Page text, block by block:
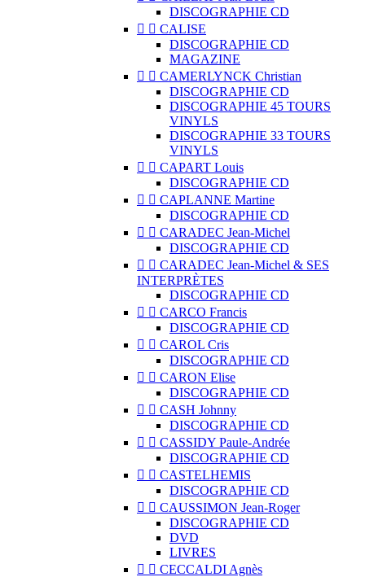
DISCOGRAPHIE CD
  CALISE
DISCOGRAPHIE CD
MAGAZINE
  CAMERLYNCK Christian
DISCOGRAPHIE CD
DISCOGRAPHIE 45 TOURS
VINYLS
DISCOGRAPHIE 33 TOURS
VINYLS
  CAPART Louis
DISCOGRAPHIE CD
  CAPLANNE Martine
DISCOGRAPHIE CD
  CARADEC Jean-Michel
DISCOGRAPHIE CD
  CARADEC Jean-Michel & SES
INTERPRÈTES
DISCOGRAPHIE CD
  CARCO Francis
DISCOGRAPHIE CD
  CAROL Cris
DISCOGRAPHIE CD
  CARON Elise
DISCOGRAPHIE CD
  CASH Johnny
DISCOGRAPHIE CD
  CASSIDY Paule-Andrée
DISCOGRAPHIE CD
  CASTELHEMIS
DISCOGRAPHIE CD
  CAUSSIMON Jean-Roger
DISCOGRAPHIE CD
DVD
LIVRES
  CECCALDI Agnès